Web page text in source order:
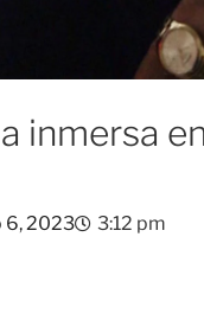
inmersa
6, 2023 3:12 pm